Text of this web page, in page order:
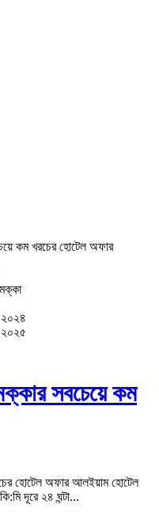
সবচেয়ে কম
হোটেল অফার আলইয়াম হোটেল
দূরে ২৪ ঘন্টা...